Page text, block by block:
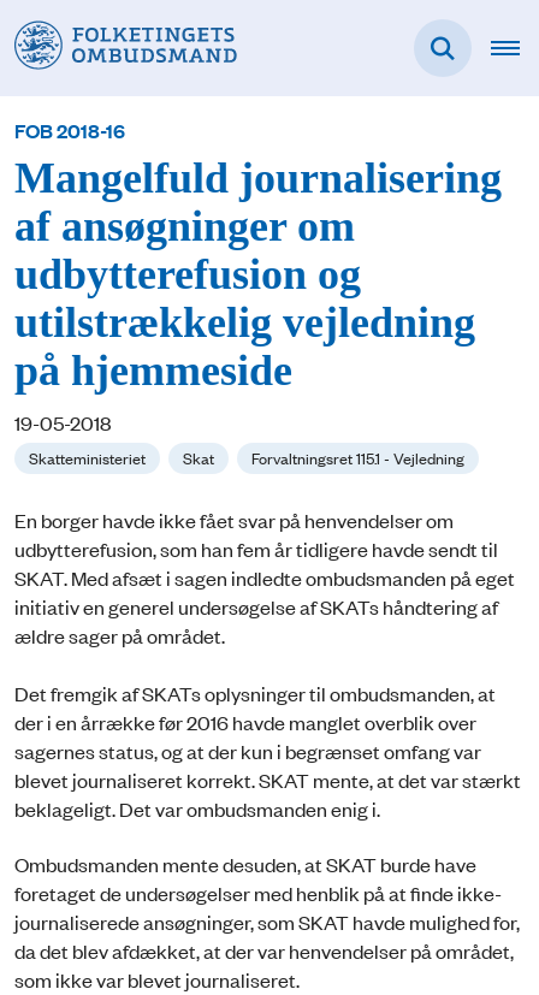
FOB 2018-16
Mangelfuld journalisering
af ansøgninger om
udbytterefusion og
utilstrækkelig vejledning
på hjemmeside
19-05-2018
Skatteministeriet Skat Forvaltningsret 115.1 - Vejledning
En borger havde ikke fået svar på henvendelser om
udbytterefusion, som han fem år tidligere havde sendt til
SKAT. Med afsæt i sagen indledte ombudsmanden på eget
initiativ en generel undersøgelse af SKATs håndtering af
ældre sager på området.
Det fremgik af SKATs oplysninger til ombudsmanden, at
der i en årrække før 2016 havde manglet overblik over
sagernes status, og at der kun i begrænset omfang var
blevet journaliseret korrekt. SKAT mente, at det var stærkt
beklageligt. Det var ombudsmanden enig i.
Ombudsmanden mente desuden, at SKAT burde have
foretaget de undersøgelser med henblik på at finde ikke-
journaliserede ansøgninger, som SKAT havde mulighed for,
da det blev afdækket, at der var henvendelser på området,
som ikke var blevet journaliseret.